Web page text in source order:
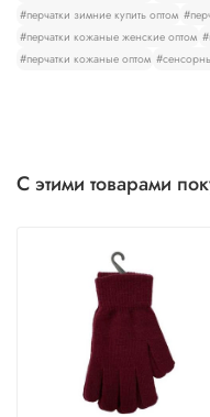
#перчатки зимние купить оптом
#перчатки кожаные женские оптом
#перчатки кожаные оптом
С этими товарами